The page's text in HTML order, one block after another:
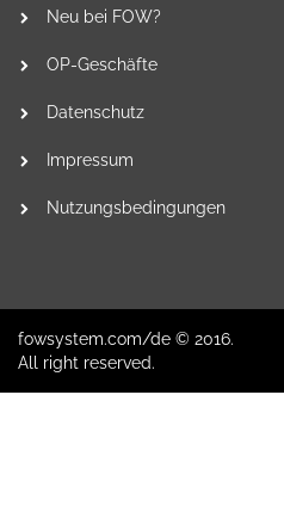
Neu bei FOW?
OP-Geschäfte
Datenschutz
Impressum
Nutzungsbedingungen
fowsystem.com/de © 2016.
All right reserved.